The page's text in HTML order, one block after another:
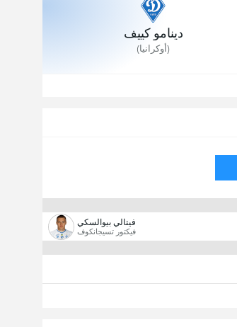
دينامو كييف
(أوكرانيا)
فيتالي بيوالسكي
فيكتور تسيجانكوف